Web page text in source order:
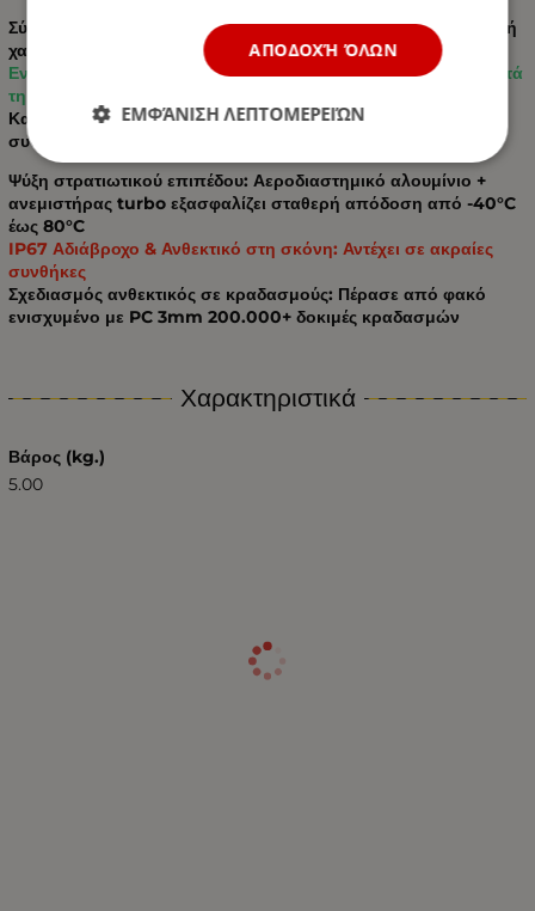
Σύστημα διπλού φακού: δέσμη μήκους 300m + αντιθαμβωτική
χαμηλή δέσμη
Ενσωματωμένα φώτα ημέρας: 30% υψηλότερη ορατότητα κατά
τη διάρκεια της ημέρας για ασφάλεια
Καθαρό λευκό φως 6000K, ιδανικό για όλες τις καιρικές
συνθήκες
Ψύξη στρατιωτικού επιπέδου: Αεροδιαστημικό αλουμίνιο +
ανεμιστήρας turbo εξασφαλίζει σταθερή απόδοση από -40°C
έως 80°C
IP67 Αδιάβροχο & Ανθεκτικό στη σκόνη: Αντέχει σε ακραίες
συνθήκες
Σχεδιασμός ανθεκτικός σε κραδασμούς: Πέρασε από φακό
ενισχυμένο με PC 3mm 200.000+ δοκιμές κραδασμών
Χαρακτηριστικά
Βάρος (kg.)
5.00
ΑΠΟΔΟΧΉ ΌΛΩΝ
ΕΜΦΆΝΙΣΗ ΛΕΠΤΟΜΕΡΕΙΏΝ